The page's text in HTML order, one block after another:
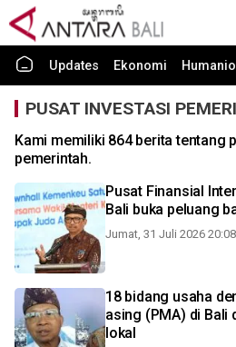
Updates Ekonomi
PUSAT INVESTASI
Kami memiliki 864 berita tentang
pemerintah.
Pusat Finansial
Bali buka peluang
Jumat, 31 Juli 2026 20:08
18 bidang usaha
asing (PMA) di Bali
lokal